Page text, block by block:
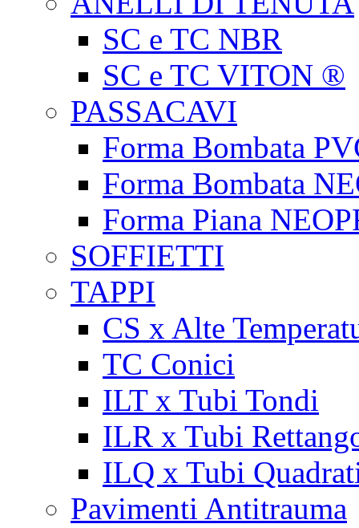
SC e TC NBR
SC e TC VITON ®
PASSACAVI
Forma Bombata
Forma Bombata
Forma Piana
SOFFIETTI
TAPPI
CS x Alte
TC Conici
ILT x Tubi Tondi
ILR x Tubi
ILQ x Tubi
Pavimenti Antitrauma